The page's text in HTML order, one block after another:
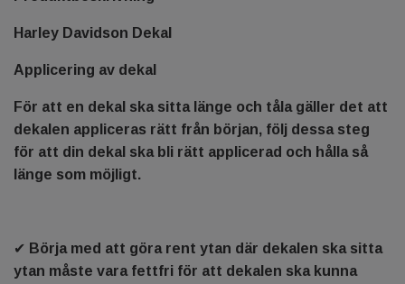
Harley Davidson Dekal
Applicering av dekal
För att en dekal ska sitta länge och tåla gäller det att
dekalen appliceras rätt från början, följ dessa steg
för att din dekal ska bli rätt applicerad och hålla så
länge som möjligt.
✔ Börja med att göra rent ytan där dekalen ska sitta
ytan måste vara fettfri för att dekalen ska kunna